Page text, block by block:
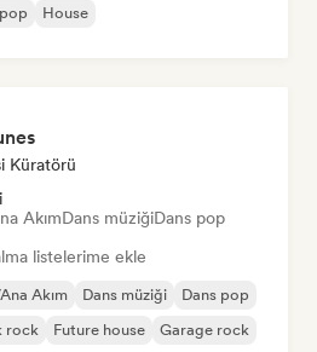
House
Küratörü
AkımDans müziğiDans pop
listelerime ekle
Akım Dans müziği
Dans pop
rock Future house Garage rock